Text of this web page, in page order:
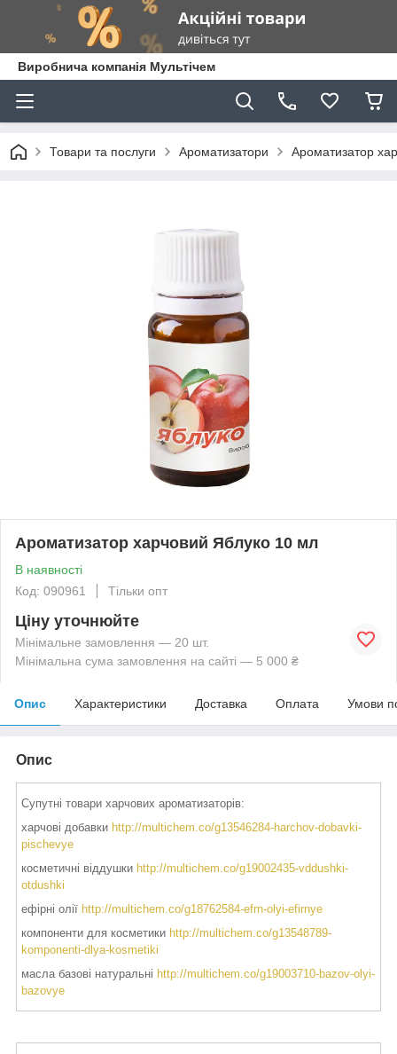
Виробнича компанія Мультічем
Товари та послуги Ароматизатори Ароматизатор
Ароматизатор харчовий Яблуко 10 мл
В наявності
Код: 090961
Тільки опт
Ціну уточнюйте
Мінімальне замовлення — 20 шт.
Мінімальна сума замовлення на сайті — 5 000 ₴
Опис Характеристики Доставка Оплата Умови
Опис
Супутні товари харчових ароматизаторів:
харчові добавки http://multichem.co/g13546284-harchov-dobavki-
pischevye
косметичні віддушки http://multichem.co/g19002435-vddushki-
otdushki
ефірні олії http://multichem.co/g18762584-efrn-olyi-efirnye
компоненти для косметики http://multichem.co/g13548789-
komponenti-dlya-kosmetiki
масла базові натуральні http://multichem.co/g19003710-bazov-olyi-
bazovye